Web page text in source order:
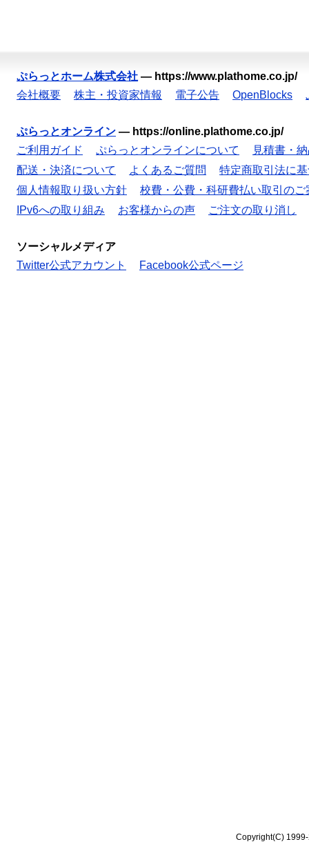
ぷらっとホーム株式会社 — https://www.plathome.co.jp/
会社概要
株主・投資家情報 電子公告 OpenBlocks
ぷらっとオンライン — https://online.plathome.co.jp/
ご利用ガイド
ぷらっとオンラインについて
見積書・
配送・決済について
よくあるご質問
特定商取引法に
個人情報取り扱い方針
校費・公費・科研費払い取引のご
IPv6への取り組み
お客様からの声 ご注文の取り消し
ソーシャルメディア
Twitter公式アカウント
Facebook公式ページ
Copyright(C)